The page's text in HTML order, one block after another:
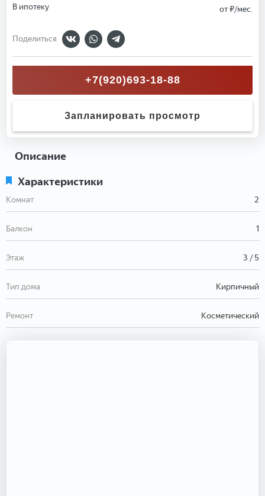
В ипотеку от₽/мес.
Поделиться
+7(920)693-18-88
Запланировать просмотр
Описание
Характеристики
Комнат 2
Балкон 1
Этаж 3 / 5
Тип дома Кирпичный
Ремонт Косметический